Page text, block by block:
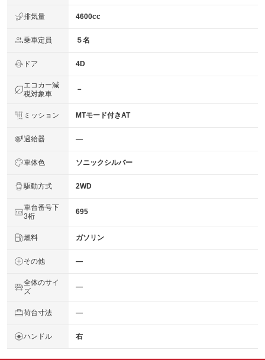
排気量 4600cc
乗車定員 ５名
ドア 4D
エコカー減
税対象車
－
ミッション MTモード付きAT
過給器 ―
車体色 ソニックシルバー
駆動方式 2WD
車台番号下
3桁
695
燃料 ガソリン
その他 ―
全体のサイ
ズ
―
荷台寸法 ―
ハンドル 右